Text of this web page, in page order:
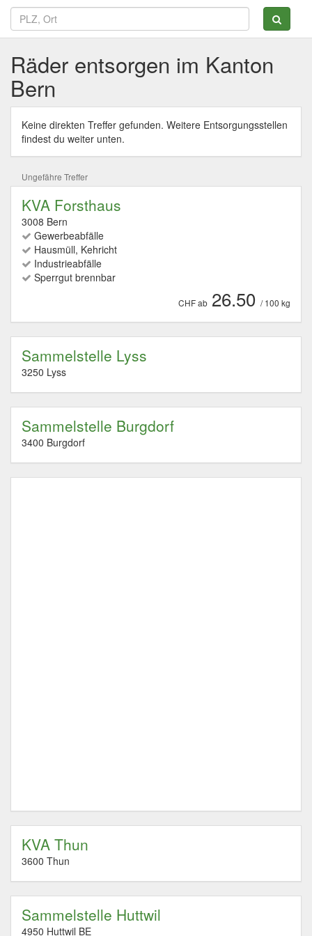
Räder entsorgen im Kanton
Bern
Keine direkten Treffer gefunden. Weitere Entsorgungsstellen
findest du weiter unten.
Ungefähre Treffer
KVA Forsthaus
3008 Bern
Gewerbeabfälle
Hausmüll, Kehricht
Industrieabfälle
Sperrgut brennbar
CHF ab 26.50 / 100 kg
Sammelstelle Lyss
3250 Lyss
Sammelstelle Burgdorf
3400 Burgdorf
KVA Thun
3600 Thun
Sammelstelle Huttwil
4950 Huttwil BE